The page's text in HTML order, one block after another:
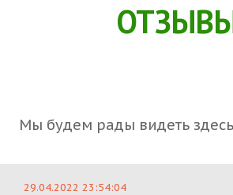
Мы будем рады видеть
29.04.2022 23:54:04